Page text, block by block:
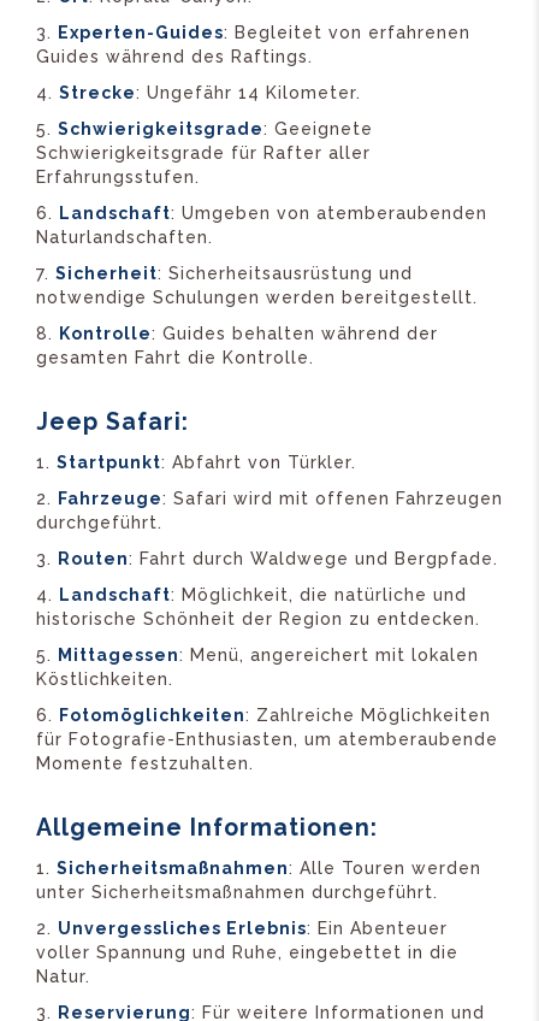
Experten-Guides: Begleitet von erfahrenen
Guides während des Raftings.
Strecke: Ungefähr 14 Kilometer.
Schwierigkeitsgrade: Geeignete
Schwierigkeitsgrade für Rafter aller
Erfahrungsstufen.
Landschaft: Umgeben von atemberaubenden
Naturlandschaften.
Sicherheit: Sicherheitsausrüstung und
notwendige Schulungen werden bereitgestellt.
Kontrolle: Guides behalten während der
gesamten Fahrt die Kontrolle.
Jeep Safari:
Startpunkt: Abfahrt von Türkler.
Fahrzeuge: Safari wird mit offenen Fahrzeugen
durchgeführt.
Routen: Fahrt durch Waldwege und Bergpfade.
Landschaft: Möglichkeit, die natürliche und
historische Schönheit der Region zu entdecken.
Mittagessen: Menü, angereichert mit lokalen
Köstlichkeiten.
Fotomöglichkeiten: Zahlreiche Möglichkeiten
für Fotografie-Enthusiasten, um atemberaubende
Momente festzuhalten.
Allgemeine Informationen:
Sicherheitsmaßnahmen: Alle Touren werden
unter Sicherheitsmaßnahmen durchgeführt.
Unvergessliches Erlebnis: Ein Abenteuer
voller Spannung und Ruhe, eingebettet in die
Natur.
Reservierung: Für weitere Informationen und